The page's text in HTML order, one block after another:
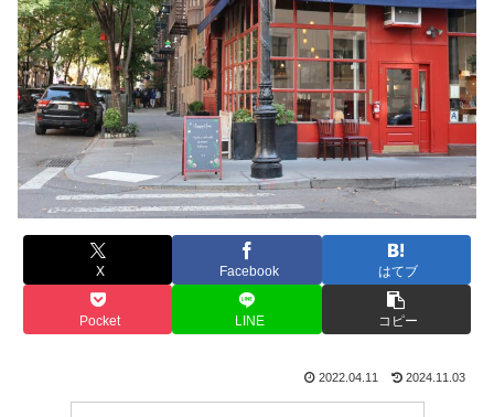
X Facebook はてブ
Pocket LINE コピー
2022.04.11 2024.11.03